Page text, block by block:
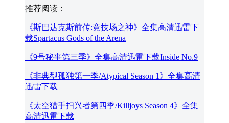
推荐阅读：
《斯巴达克斯前传:竞技场之神》全集高清迅雷下
载Spartacus Gods of the Arena
《9号秘事第三季》全集高清迅雷下载Inside No.9
《非典型孤独第一季/Atypical Season 1》全集高清
迅雷下载
《太空猎手扫兴者第四季/Killjoys Season 4》全集
高清迅雷下载